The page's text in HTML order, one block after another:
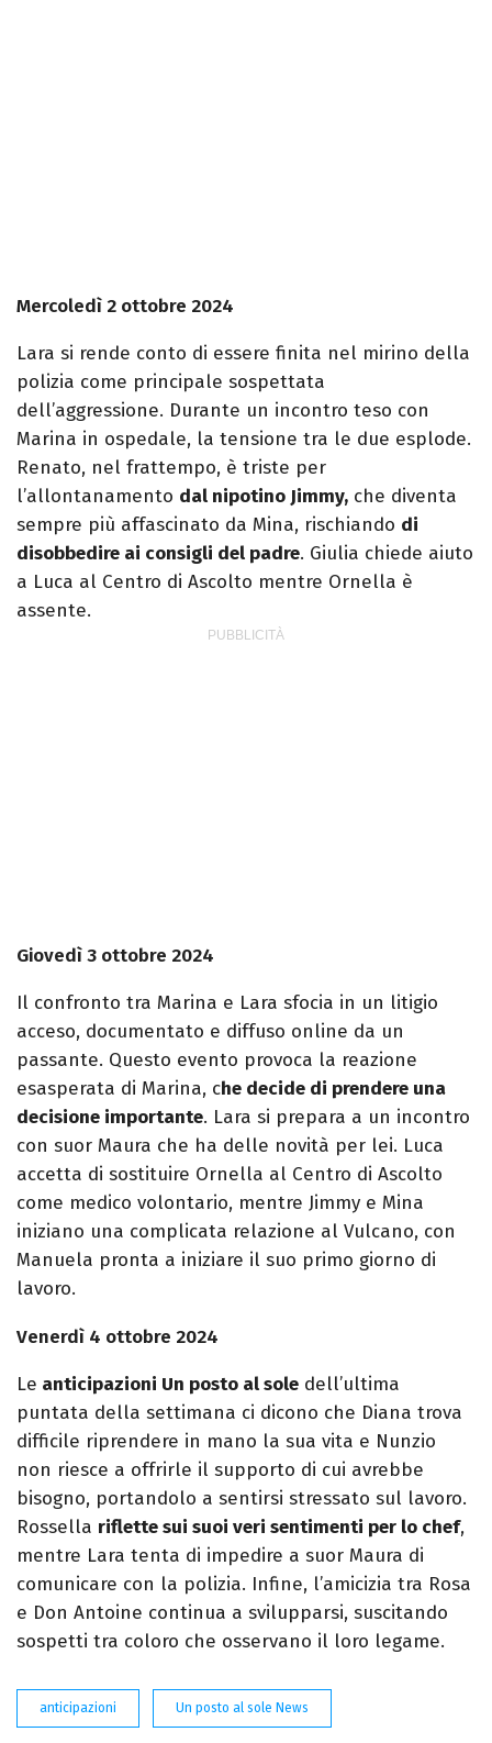
Mercoledì 2 ottobre 2024
Lara si rende conto di essere finita nel mirino della
polizia come principale sospettata
dell’aggressione. Durante un incontro teso con
Marina in ospedale, la tensione tra le due esplode.
Renato, nel frattempo, è triste per
l’allontanamento dal nipotino Jimmy, che diventa
sempre più affascinato da Mina, rischiando di
disobbedire ai consigli del padre. Giulia chiede aiuto
a Luca al Centro di Ascolto mentre Ornella è
assente.
Giovedì 3 ottobre 2024
Il confronto tra Marina e Lara sfocia in un litigio
acceso, documentato e diffuso online da un
passante. Questo evento provoca la reazione
esasperata di Marina, che decide di prendere una
decisione importante. Lara si prepara a un incontro
con suor Maura che ha delle novità per lei. Luca
accetta di sostituire Ornella al Centro di Ascolto
come medico volontario, mentre Jimmy e Mina
iniziano una complicata relazione al Vulcano, con
Manuela pronta a iniziare il suo primo giorno di
lavoro.
Venerdì 4 ottobre 2024
Le anticipazioni Un posto al sole dell’ultima
puntata della settimana ci dicono che Diana trova
difficile riprendere in mano la sua vita e Nunzio
non riesce a offrirle il supporto di cui avrebbe
bisogno, portandolo a sentirsi stressato sul lavoro.
Rossella riflette sui suoi veri sentimenti per lo chef,
mentre Lara tenta di impedire a suor Maura di
comunicare con la polizia. Infine, l’amicizia tra Rosa
e Don Antoine continua a svilupparsi, suscitando
sospetti tra coloro che osservano il loro legame.
anticipazioni Un posto al sole News